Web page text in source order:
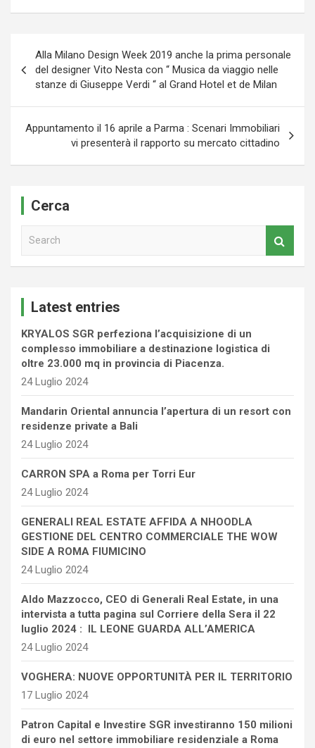
articoli
Alla Milano Design Week 2019 anche la prima personale
del designer Vito Nesta con “ Musica da viaggio nelle
stanze di Giuseppe Verdi “ al Grand Hotel et de Milan
Appuntamento il 16 aprile a Parma : Scenari Immobiliari
vi presenterà il rapporto su mercato cittadino
Cerca
Latest entries
KRYALOS SGR perfeziona l’acquisizione di un
complesso immobiliare a destinazione logistica di
oltre 23.000 mq in provincia di Piacenza.
24 Luglio 2024
Mandarin Oriental annuncia l’apertura di un resort con
residenze private a Bali
24 Luglio 2024
CARRON SPA a Roma per Torri Eur
24 Luglio 2024
GENERALI REAL ESTATE AFFIDA A NHOODLA
GESTIONE DEL CENTRO COMMERCIALE THE WOW
SIDE A ROMA FIUMICINO
24 Luglio 2024
Aldo Mazzocco, CEO di Generali Real Estate, in una
intervista a tutta pagina sul Corriere della Sera il 22
luglio 2024 : IL LEONE GUARDA ALL’AMERICA
24 Luglio 2024
VOGHERA: NUOVE OPPORTUNITÀ PER IL TERRITORIO
17 Luglio 2024
Patron Capital e Investire SGR investiranno 150 milioni
di euro nel settore immobiliare residenziale a Roma